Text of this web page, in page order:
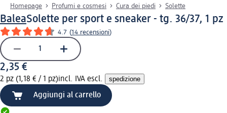
Homepage Profumi e cosmesi Cura dei piedi Solette
BaleaSolette per sport e sneaker - tg. 36/37, 1 pz
4.7 (14 recensioni)
2,35 €
2 pz (1,18 € / 1 pz)incl. IVA escl. spedizione
Aggiungi al carrello